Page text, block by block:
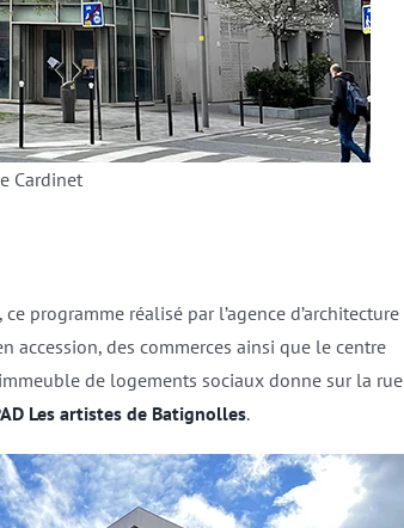
Cardinet
programme réalisé par l’agence d’architecture
des commerces ainsi que le centre
de logements sociaux donne sur la rue
Les artistes de Batignolles.